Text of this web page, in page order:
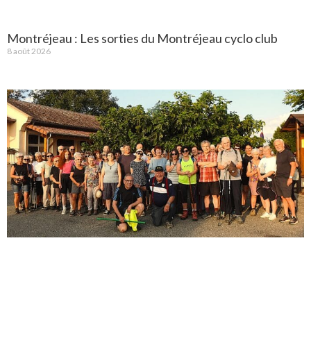
Montréjeau : Les sorties du Montréjeau cyclo club
8 août 2026